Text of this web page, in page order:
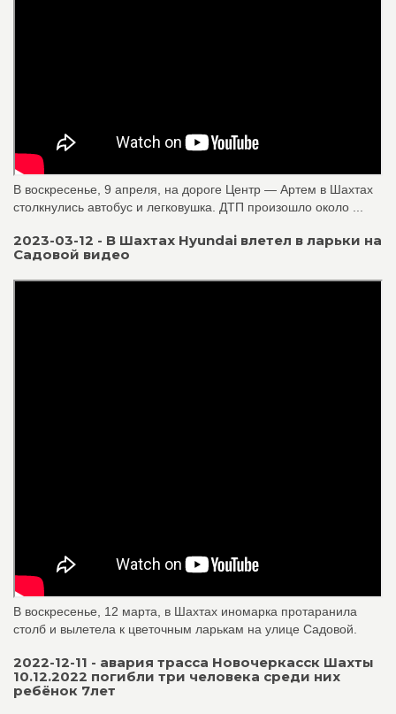
В воскресенье, 9 апреля, на дороге Центр — Артем в Шахтах
столкнулись автобус и легковушка. ДТП произошло около ...
2023-03-12 - В Шахтах Hyundai влетел в ларьки на
Садовой видео
В воскресенье, 12 марта, в Шахтах иномарка протаранила
столб и вылетела к цветочным ларькам на улице Садовой.
2022-12-11 - авария трасса Новочеркасск Шахты
10.12.2022 погибли три человека среди них
ребёнок 7лет